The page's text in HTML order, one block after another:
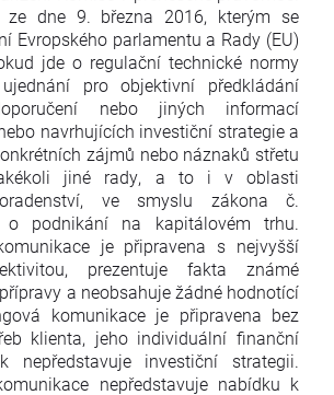
ze dne 9. března 2016, kterým se
Evropského parlamentu a Rady (EU)
jde o regulační technické normy
pro objektivní předkládání
nebo jiných informací
navrhujících investiční strategie a
zájmů nebo náznaků střetu
jiné rady, a to i v oblasti
ve smyslu zákona č.
o podnikání na kapitálovém trhu.
je připravena s nejvyšší
prezentuje fakta známé
a neobsahuje žádné hodnotící
komunikace je připravena bez
klienta, jeho individuální finanční
nepředstavuje investiční strategii.
nepředstavuje nabídku k